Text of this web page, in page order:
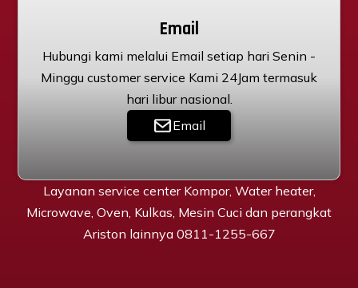
Email
Hubungi kami melalui Email setiap hari Senin -
Minggu customer service Kami 24Jam termasuk
hari libur nasional.
Email
Layanan service center Kompor, Water heater,
Microwave, Oven, Kulkas, Mesin Cuci dan perangkat
Ariston lainnya 0811-1255-667